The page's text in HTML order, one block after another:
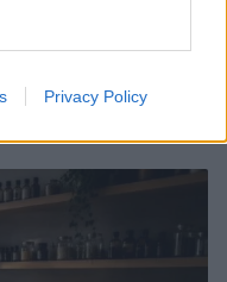
Privacy Policy
a Forte di